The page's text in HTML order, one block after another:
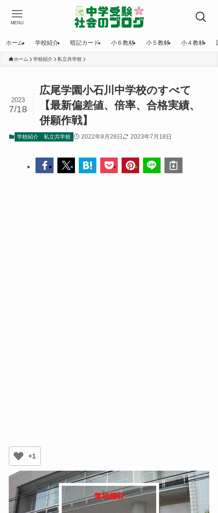
MENU
ホーム 学校紹介 暗記カード 小６教材 小５教材 小４教材
ホーム 学校紹介 私立共学校
広尾学園小石川中学校のすべて
【最新偏差値、倍率、合格実績、
併願作戦】
2023
7/18
学校紹介 私立共学校 2022年8月28日 2023年7月18日
+1